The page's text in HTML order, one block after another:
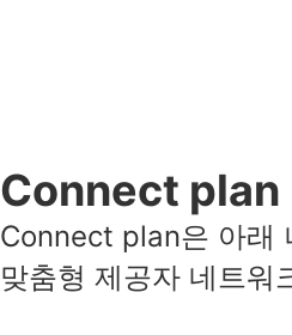
Connect plan
Connect plan은 아래
맞춤형 제공자 네트워